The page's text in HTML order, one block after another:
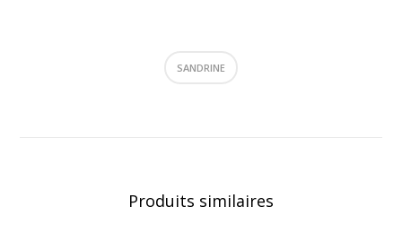
SANDRINE
Produits similaires